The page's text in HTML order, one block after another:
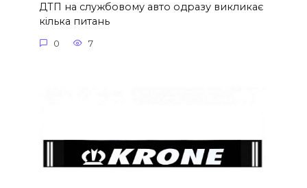
ДТП на службовому авто одразу викликає
кілька питань
0 7